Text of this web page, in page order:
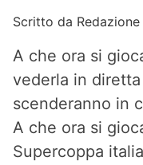
Scritto da
A che ora si
vederla in
scenderanno in
A che ora si
Supercoppa